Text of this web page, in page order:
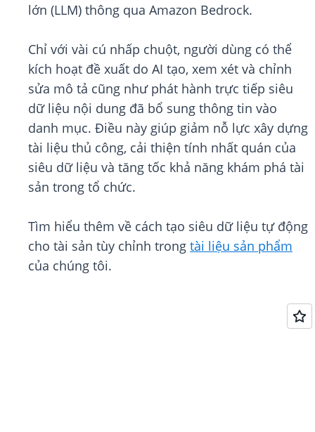
lớn (LLM) thông qua Amazon Bedrock.
Chỉ với vài cú nhấp chuột, người dùng có thể
kích hoạt đề xuất do AI tạo, xem xét và chỉnh
sửa mô tả cũng như phát hành trực tiếp siêu
dữ liệu nội dung đã bổ sung thông tin vào
danh mục. Điều này giúp giảm nỗ lực xây dựng
tài liệu thủ công, cải thiện tính nhất quán của
siêu dữ liệu và tăng tốc khả năng khám phá tài
sản trong tổ chức.
Tìm hiểu thêm về cách tạo siêu dữ liệu tự động
cho tài sản tùy chỉnh trong tài liệu sản phẩm
của chúng tôi.